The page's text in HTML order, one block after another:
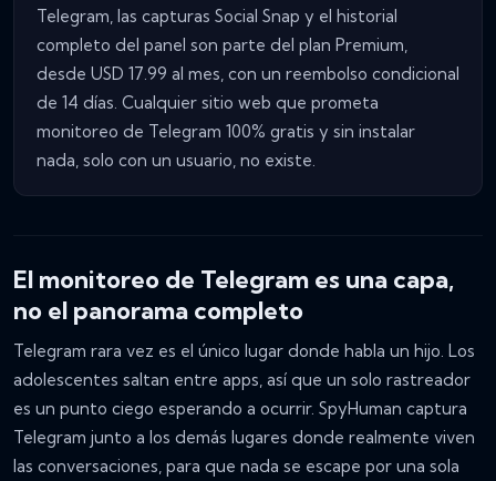
Telegram, las capturas Social Snap y el historial
completo del panel son parte del plan Premium,
desde USD 17.99 al mes, con un reembolso condicional
de 14 días. Cualquier sitio web que prometa
monitoreo de Telegram 100% gratis y sin instalar
nada, solo con un usuario, no existe.
El monitoreo de Telegram es una capa,
no el panorama completo
Telegram rara vez es el único lugar donde habla un hijo. Los
adolescentes saltan entre apps, así que un solo rastreador
es un punto ciego esperando a ocurrir. SpyHuman captura
Telegram junto a los demás lugares donde realmente viven
las conversaciones, para que nada se escape por una sola